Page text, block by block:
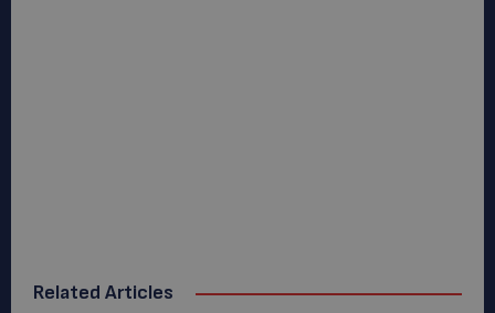
Related Articles